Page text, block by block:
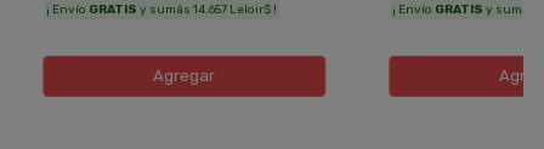
¡ Envío GRATIS y sumás 14.657 Leloir$ !
Agregar
¡ Envío GRATIS y sumás